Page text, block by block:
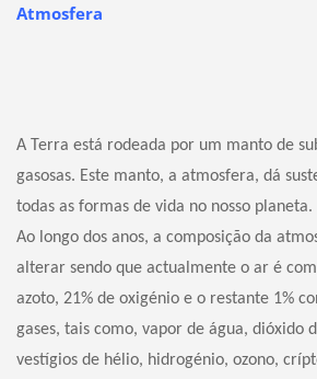
Atmosfera
A Terra está rodeada por um manto de
gasosas. Este manto, a atmosfera, dá
todas as formas de vida no nosso planeta.
Ao longo dos anos, a composição da
alterar sendo que actualmente o ar é
azoto, 21% de oxigénio e o restante 1%
gases, tais como, vapor de água, dióxido
vestígios de hélio, hidrogénio, ozono,